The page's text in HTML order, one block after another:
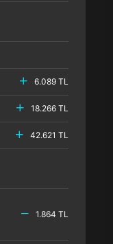
6.089 TL
18.266 TL
42.621 TL
1.864 TL